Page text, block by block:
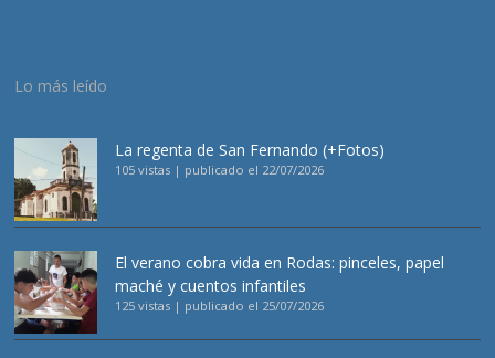
Lo más leído
La regenta de San Fernando (+Fotos)
105 vistas | publicado el 22/07/2026
El verano cobra vida en Rodas: pinceles, papel
maché y cuentos infantiles
125 vistas | publicado el 25/07/2026